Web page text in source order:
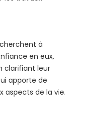
à
en eux,
clarifiant leur
apporte de
aspects de la vie.